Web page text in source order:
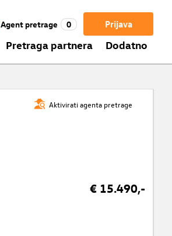
Prijava
Agent pretrage 0
Pretraga partnera Dodatno
Aktivirati agenta pretrage
€ 15.490,-